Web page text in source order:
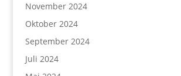
November 2024
Oktober 2024
September 2024
Juli 2024